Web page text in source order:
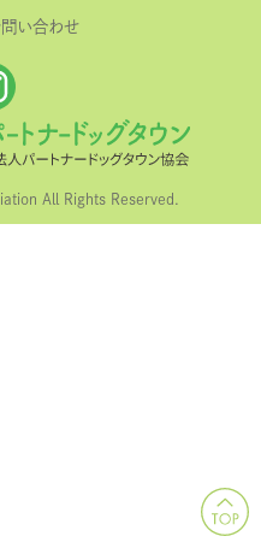
問い合わせ
All Rights Reserved.